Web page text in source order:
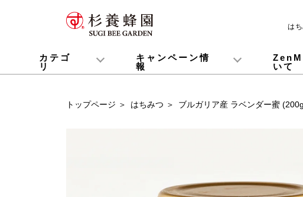
は
カテゴ
リ
はちみつ 純粋はちみ
国産はちみ
漬け蜜
ジャラ蜜
果汁入りはちみつ 果汁入りは
1,000g
500g
300g
スティック
マヌカハニー(マヌカ蜜/モノフローラル・マヌカハニー)
ローヤルゼリー
プロポリス
のど飴
健やか健康食品 ローヤル&
酵素青汁
コラーゲン
コンドロイ
蜂蜜酢
お酢
健やか恵美
花粉(ビーポ
バラエティ
はちみつ入り化粧品 ミツバチコ
蜂蜜よもぎ
健康ギフト 健康ギフト
純粋はちみ
果汁入りは
5,000円以上
5,000円未満
蜜育(お子様へのおすすめ) 蜜育(みつ
世界のはち
親子で作る
災害に備え
災害対策 いざという
キャンペーン情
報
キャンペーン一覧
プレゼント情報
いて
トップページ ＞ はちみつ ＞ ブルガリア産 ラベンダー蜜